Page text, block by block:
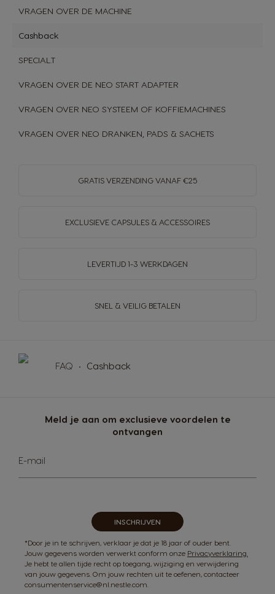
VRAGEN OVER DE MACHINE
Cashback
SPECIAL.T
VRAGEN OVER DE NEO START ADAPTER
VRAGEN OVER NEO SYSTEEM OF KOFFIEMACHINES
VRAGEN OVER NEO DRANKEN, PADS & SACHETS
GRATIS VERZENDING VANAF €25
EXCLUSIEVE CAPSULES & ACCESSOIRES
LEVERTIJD 1-3 WERKDAGEN
SNEL & VEILIG BETALEN
FAQ Cashback
Meld je aan om exclusieve voordelen te
ontvangen
u
E-mail
INSCHRIJVEN
*Door je in te schrijven, verklaar je dat je 18 jaar of ouder bent.
Jouw gegevens worden verwerkt conform onze Privacyverklaring.
Je hebt te allen tijde recht op toegang, wijziging en verwijdering
van jouw gegevens. Om jouw rechten uit te oefenen, contacteer
consumentenservice@nl.nestle.com.